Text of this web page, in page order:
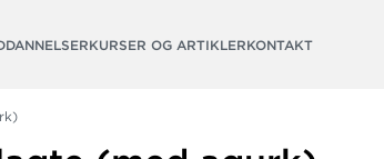
KURSER OG ARTIKLERKONTAKT